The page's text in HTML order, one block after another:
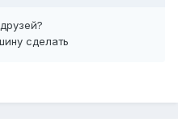
сделать